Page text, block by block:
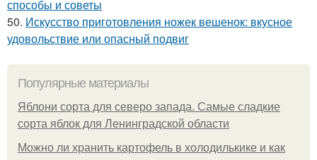
способы и советы
50. Искусство приготовления ножек вешенок: вкусное
удовольствие или опасный подвиг
Популярные материалы
Яблони сорта для северо запада. Самые сладкие
сорта яблок для Ленинградской области
Можно ли хранить картофель в холодилькике и как